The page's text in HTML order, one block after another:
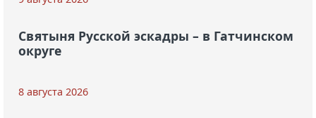
Святыня Русской эскадры – в Гатчинском
округе
8 августа 2026